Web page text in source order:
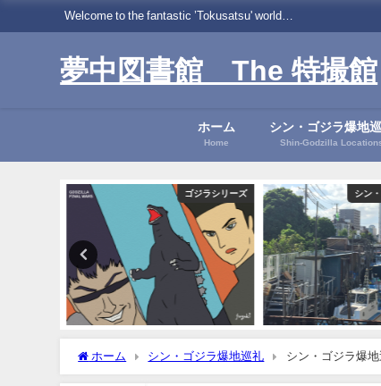
Welcome to the fantastic ’Tokusatsu' world…
夢中図書館 The 特撮館
ホーム
Home
シン・ゴジラ爆地
Shin-Godzilla
ゴジラシリーズ シン
ホーム シン・ゴジラ爆地巡礼 シン・ゴジラ爆